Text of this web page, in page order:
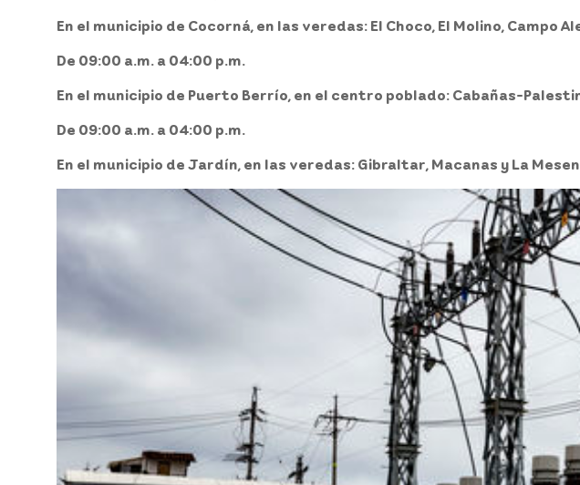
En el municipio de Cocorná, en las veredas: El Choco, El Molino, Campo
De 09:00 a.m. a 04:00 p.m.
En el municipio de Puerto Berrío, en el centro poblado: Cabañas-
De 09:00 a.m. a 04:00 p.m.
En el municipio de Jardín, en las veredas: Gibraltar, Macanas y La